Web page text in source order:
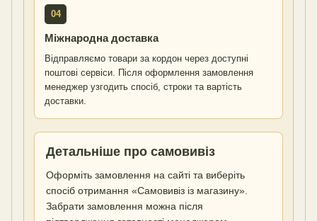
04
Міжнародна доставка
Відправляємо товари за кордон через доступні
поштові сервіси. Після оформлення замовлення
менеджер узгодить спосіб, строки та вартість
доставки.
Детальніше про самовивіз
Оформіть замовлення на сайті та виберіть
спосіб отримання «Самовивіз із магазину».
Забрати замовлення можна після